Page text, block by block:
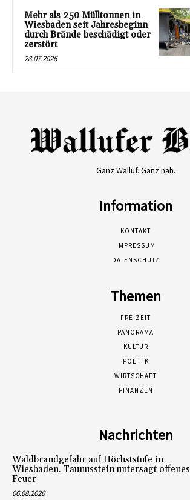
Mehr als 250 Mülltonnen in
Wiesbaden seit Jahresbeginn
durch Brände beschädigt oder
zerstört
28.07.2026
Ganz Walluf. Ganz nah.
Information
KONTAKT
IMPRESSUM
DATENSCHUTZ
Themen
FREIZEIT
PANORAMA
KULTUR
POLITIK
WIRTSCHAFT
FINANZEN
Nachrichten
Waldbrandgefahr auf Höchststufe in
Wiesbaden. Taunusstein untersagt offenes
Feuer
06.08.2026